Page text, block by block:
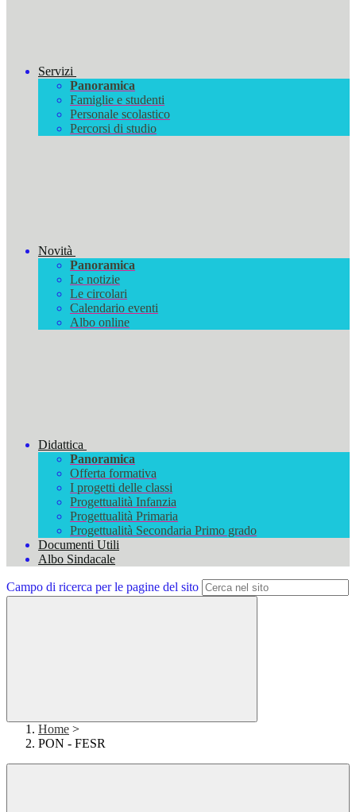
Servizi
Panoramica
Famiglie e studenti
Personale scolastico
Percorsi di studio
Novità
Panoramica
Le notizie
Le circolari
Calendario eventi
Albo online
Didattica
Panoramica
Offerta formativa
I progetti delle classi
Progettualità Infanzia
Progettualità Primaria
Progettualità Secondaria Primo grado
Documenti Utili
Albo Sindacale
Campo di ricerca per le pagine del sito
Home >
PON - FESR